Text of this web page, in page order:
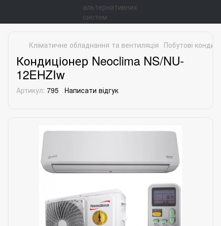
Кліматичне обладнання та вентиляція Побутові
Кондиціонер Neoclima NS/NU-
12EHZIw
Артикул: 795 Написати відгук